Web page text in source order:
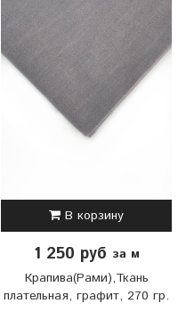
В корзину
1 250 руб за м
Крапива(Рами),Ткань
плательная, графит, 270 гр.